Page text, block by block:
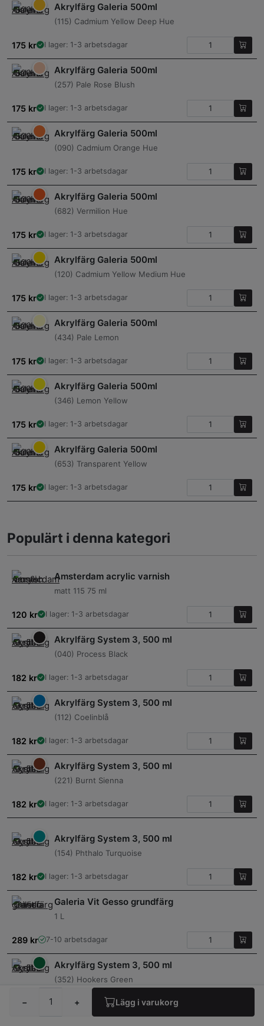
− + Lägg i varukorg
Akrylfärg Galeria 500ml
(115) Cadmium Yellow Deep Hue
175 kr I lager: 1-3 arbetsdagar
Akrylfärg Galeria 500ml
(257) Pale Rose Blush
175 kr I lager: 1-3 arbetsdagar
Akrylfärg Galeria 500ml
(090) Cadmium Orange Hue
175 kr I lager: 1-3 arbetsdagar
Akrylfärg Galeria 500ml
(682) Vermilion Hue
175 kr I lager: 1-3 arbetsdagar
Akrylfärg Galeria 500ml
(120) Cadmium Yellow Medium Hue
175 kr I lager: 1-3 arbetsdagar
Akrylfärg Galeria 500ml
(434) Pale Lemon
175 kr I lager: 1-3 arbetsdagar
Akrylfärg Galeria 500ml
(346) Lemon Yellow
175 kr I lager: 1-3 arbetsdagar
Akrylfärg Galeria 500ml
(653) Transparent Yellow
175 kr I lager: 1-3 arbetsdagar
Populärt i denna kategori
Amsterdam acrylic varnish
matt 115 75 ml
120 kr I lager: 1-3 arbetsdagar
Akrylfärg System 3, 500 ml
(040) Process Black
182 kr I lager: 1-3 arbetsdagar
Akrylfärg System 3, 500 ml
(112) Coelinblå
182 kr I lager: 1-3 arbetsdagar
Akrylfärg System 3, 500 ml
(221) Burnt Sienna
182 kr I lager: 1-3 arbetsdagar
Akrylfärg System 3, 500 ml
(154) Phthalo Turquoise
182 kr I lager: 1-3 arbetsdagar
Galeria Vit Gesso grundfärg
1 L
289 kr 7-10 arbetsdagar
Akrylfärg System 3, 500 ml
(352) Hookers Green
182 I lager: 1-3 arbetsdagar